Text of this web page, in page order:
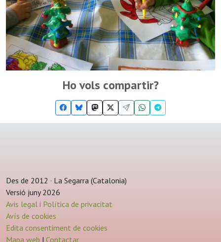
Ho vols compartir?
Des de 2012 · La Segarra (Catalonia)
Versió juny 2026
Avis legal i Política de privacitat
Avís de cookies
Edita consentiment de cookies
Mapa web | Contactar